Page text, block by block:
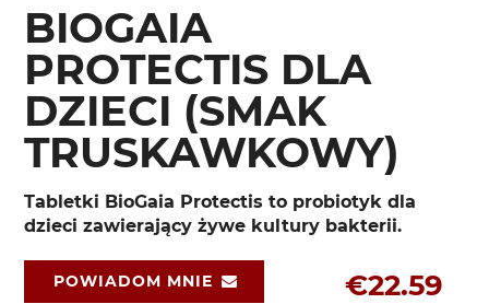
BIOGAIA
PROTECTIS DLA
DZIECI (SMAK
TRUSKAWKOWY)
Tabletki BioGaia Protectis to probiotyk dla
dzieci zawierający żywe kultury bakterii.
€22.59
POWIADOM MNIE